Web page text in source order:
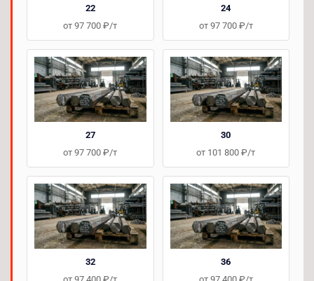
22
от 97 700 ₽/т
24
от 97 700 ₽/т
27
от 97 700 ₽/т
30
от 101 800 ₽/т
32
36